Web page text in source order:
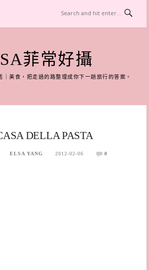
菲常好攝
｜美食，把走過的路整理成你下一趟旅行的答案。
DELLA PASTA
ELSA YANG 2012-02-06 0